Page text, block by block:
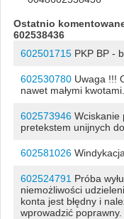
Ostatnio
602538436
602501715PKP BP -
602530780Uwaga !!!
nawet małymi
602573946Wciskanie
pretekstem unijnych
602581026
602524791 Próba
niemożliwości
konta jest błędny i
wprowadzić poprawny.